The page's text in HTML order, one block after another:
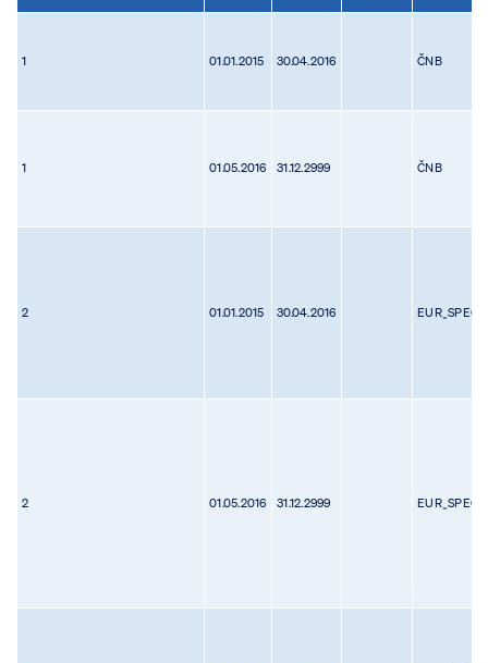
1 01.01.2015 30.04.2016 ČNB
1 01.05.2016 31.12.2999 ČNB
2 01.01.2015 30.04.2016 EUR_SPEC
2 01.05.2016 31.12.2999 EUR_SPEC